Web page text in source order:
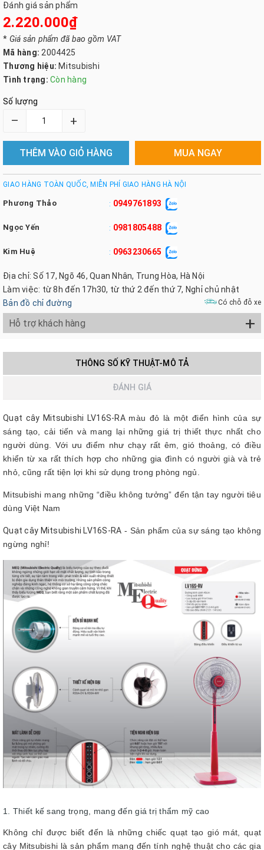
Đánh giá sản phẩm
2.220.000₫
* Giá sản phẩm đã bao gồm VAT
Mã hàng: 2004425
Thương hiệu: Mitsubishi
Tình trạng: Còn hàng
Số lượng
– +
THÊM VÀO GIỎ HÀNG MUA NGAY
GIAO HÀNG TOÀN QUỐC, MIỄN PHÍ GIAO HÀNG HÀ NỘI
Phương Thảo : 0949761893
Ngọc Yến : 0981805488
Kim Huệ : 0963230665
Địa chỉ: Số 17, Ngõ 46, Quan Nhân, Trung Hòa, Hà Nội
Làm việc: từ 8h đến 17h30, từ thứ 2 đến thứ 7, Nghỉ chủ nhật
Bản đồ chỉ đường
Có chỗ đỗ xe
Hỗ trợ khách hàng +
THÔNG SỐ KỸ THUẬT-MÔ TẢ
ĐÁNH GIÁ
Quạt cây Mitsubishi LV16S-RA màu đỏ là một điển hình của sự
sáng tạo, cải tiến và mang lại những giá trị thiết thực nhất cho
người dùng. Với ưu điểm như chạy rất êm, gió thoảng, có điều
khiển từ xa rất thích hợp cho những gia đình có người già và trẻ
nhỏ, cũng rất tiện lợi khi sử dụng trong phòng ngủ.
Mitsubishi mang những “điều không tưởng” đến tận tay người tiêu
dùng Việt Nam
Quạt cây Mitsubishi LV16S-RA - Sản phẩm của sự sáng tạo không
ngừng nghỉ!
1. Thiết kế sang trọng, mang đến giá trị thẩm mỹ cao
Không chỉ được biết đến là những chiếc quạt tạo gió mát, quạt
cây Mitsubishi là sản phẩm mang đến tính nghệ thuật cho các gia